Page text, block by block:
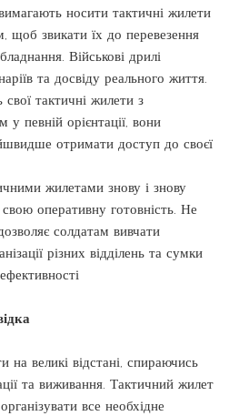
носити тактичні жилети
щоб звикати їх до перевезення
Військові дрилі
та досвіду реального життя.
свої тактичні жилети з
певній орієнтації, вони
отримати доступ до своєї
жилетами знову і знову
оперативну готовність. Не
солдатам вивчати
різних відділень та сумки
великі відстані, спираючись
та виживання. Тактичний жилет
все необхідне